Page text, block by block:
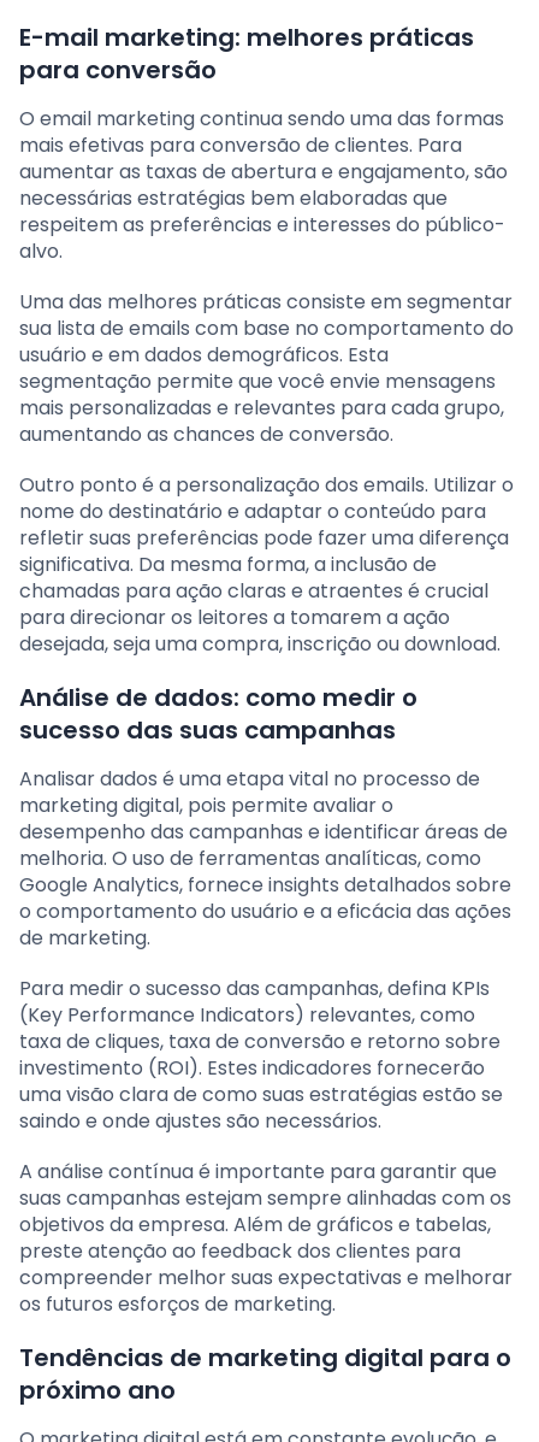
E-mail marketing: melhores práticas
para conversão
O email marketing continua sendo uma das formas
mais efetivas para conversão de clientes. Para
aumentar as taxas de abertura e engajamento, são
necessárias estratégias bem elaboradas que
respeitem as preferências e interesses do público-
alvo.
Uma das melhores práticas consiste em segmentar
sua lista de emails com base no comportamento do
usuário e em dados demográficos. Esta
segmentação permite que você envie mensagens
mais personalizadas e relevantes para cada grupo,
aumentando as chances de conversão.
Outro ponto é a personalização dos emails. Utilizar o
nome do destinatário e adaptar o conteúdo para
refletir suas preferências pode fazer uma diferença
significativa. Da mesma forma, a inclusão de
chamadas para ação claras e atraentes é crucial
para direcionar os leitores a tomarem a ação
desejada, seja uma compra, inscrição ou download.
Análise de dados: como medir o
sucesso das suas campanhas
Analisar dados é uma etapa vital no processo de
marketing digital, pois permite avaliar o
desempenho das campanhas e identificar áreas de
melhoria. O uso de ferramentas analíticas, como
Google Analytics, fornece insights detalhados sobre
o comportamento do usuário e a eficácia das ações
de marketing.
Para medir o sucesso das campanhas, defina KPIs
(Key Performance Indicators) relevantes, como
taxa de cliques, taxa de conversão e retorno sobre
investimento (ROI). Estes indicadores fornecerão
uma visão clara de como suas estratégias estão se
saindo e onde ajustes são necessários.
A análise contínua é importante para garantir que
suas campanhas estejam sempre alinhadas com os
objetivos da empresa. Além de gráficos e tabelas,
preste atenção ao feedback dos clientes para
compreender melhor suas expectativas e melhorar
os futuros esforços de marketing.
Tendências de marketing digital para o
próximo ano